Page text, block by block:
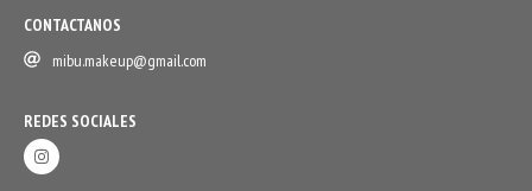
CONTACTANOS
mibu.makeup@gmail.com
REDES SOCIALES